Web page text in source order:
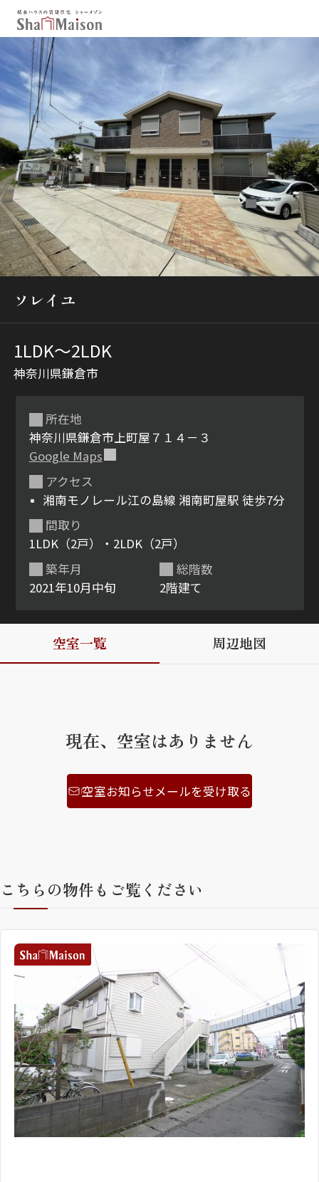
保存した条件
お気に入り
新着メール設定
最近見た物件
北海道 東北
関東
中部
関西
中国・四国
九州
市区郡・路線・駅から探す
通勤・通学時間から探す
地図から探す
人気のカテゴリから探す
シャーメゾンとは
ルームツアー 動画ギャラリー
らくらく内見
シャーメゾンライフサポート
シャーメゾンライフ GUARD
らくらくプラチナ
ソレイユ
1LDK〜2LDK
神奈川県鎌倉市
所在地
神奈川県鎌倉市上町屋７１４－３
Google Maps
アクセス
湘南モノレール江の島線 湘南町屋駅 徒歩7分
築年月
2021年10月中旬
間取り
1LDK（2戸）・2LDK（2戸）
総階数
2階建て
空室一覧 周辺地図
現在、空室はありません
空室お知らせメールを受け取る
こちらの物件もご覧ください